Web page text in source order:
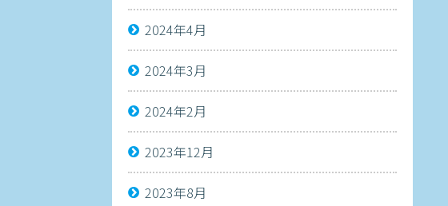
2024年4月
2024年3月
2024年2月
2023年12月
2023年8月